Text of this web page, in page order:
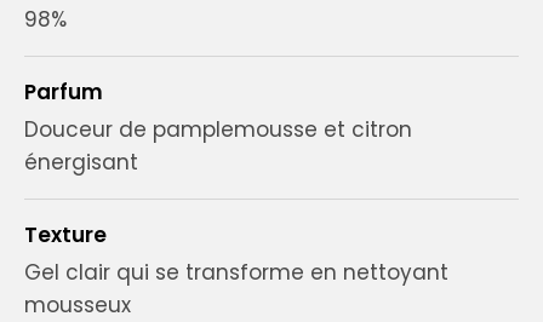
98%
Parfum
Douceur de pamplemousse et citron
énergisant
Texture
Gel clair qui se transforme en nettoyant
mousseux